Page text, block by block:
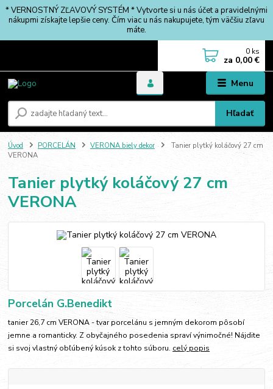
* VERNOSTNÝ ZĽAVOVÝ SYSTÉM * Vytvorte si u nás účet a pravidelnými
nákupmi získajte lepšie ceny. Čím viac u nás nakupujete, tým väčšiu zľavu
máte.
Menu
Hľadať
0 ks
za 0,00 €
Úvod PORCELÁN VERONA biely dekor
Tanier plytký koláčový 27 cm
VERONA
Tanier plytký koláčový 27 cm
VERONA
Porcelán G.Benedikt
tanier 26,7 cm VERONA - tvar porcelánu s jemným dekorom pôsobí
jemne a romanticky. Z obyčajného posedenia spraví výnimočné! Nájdite
si svoj vlastný obľúbený kúsok z tohto súboru. celý popis